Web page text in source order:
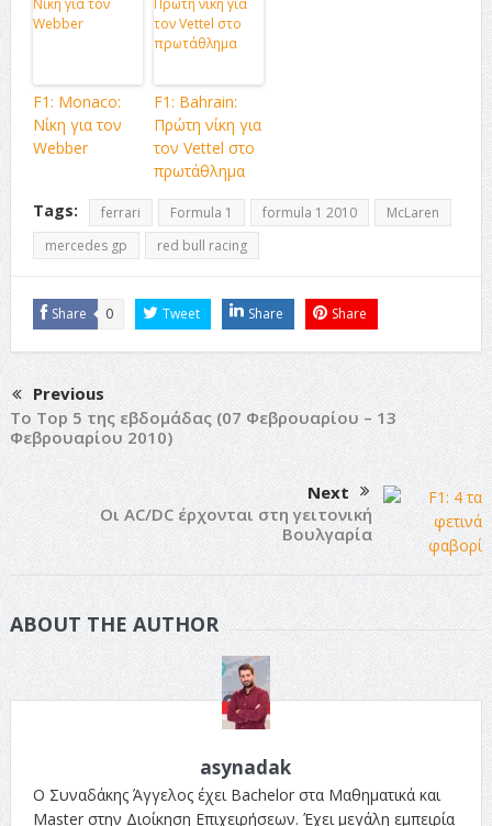
F1: Monaco:
Νίκη για τον
Webber
F1: Bahrain:
Πρώτη νίκη για
τον Vettel στο
πρωτάθλημα
Tags:
ferrari Formula 1 formula 1 2010
McLaren
mercedes gp
red bull racing
Share 0 Tweet Share Share
Previous
Το Top 5 της εβδομάδας (07 Φεβρουαρίου – 13
Φεβρουαρίου 2010)
Next
Οι AC/DC έρχονται στη γειτονική
Βουλγαρία
ABOUT THE AUTHOR
asynadak
Ο Συναδάκης Άγγελος έχει Bachelor στα Μαθηματικά και
Master στην Διοίκηση Επιχειρήσεων. Έχει μεγάλη εμπειρία